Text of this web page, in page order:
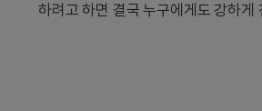
하려고 하면 결국 누구에게도 강하게